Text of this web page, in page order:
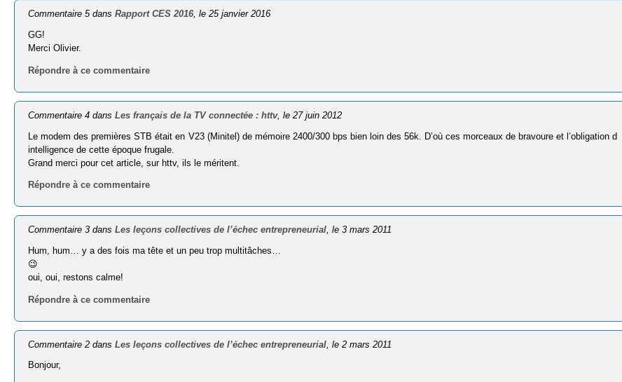
Commentaire 5 dansRapport CES 2016, le 25 janvier 2016
GG!
Merci Olivier.
Répondre à ce commentaire
Commentaire 4 dansLes français de la TV connectée : httv, le 27 juin 2012
Le modem des premières STB était en V23 (Minitel) de mémoire 2400/300 bps bien loin des 56k. D’où ces morceaux de bravoure et l’obligation d
intelligence de cette époque frugale.
Grand merci pour cet article, sur httv, ils le méritent.
Répondre à ce commentaire
Commentaire 3 dansLes leçons collectives de l’échec entrepreneurial, le 3 mars 2011
Hum, hum… y a des fois ma tête et un peu trop multitâches…
😉
oui, oui, restons calme!
Répondre à ce commentaire
Commentaire 2 dansLes leçons collectives de l’échec entrepreneurial , le 2 mars 2011
Bonjour,